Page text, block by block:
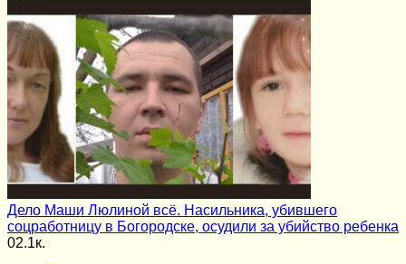
Дело Маши Люлиной всё. Насильника, убившего
соцработницу в Богородске, осудили за убийство ребенка
02.1к.